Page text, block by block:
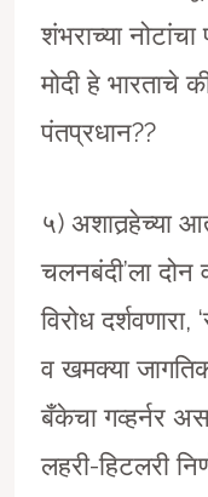
शंभराच्या
मोदी हे भारताचे
पंतप्रधान??
५) अशातर्‍हेच्या
चलनबंदी’ला दोन
विरोध
व खमक्या जागतिक
बँकेचा गव्हर्नर
लहरी-हिटलरी